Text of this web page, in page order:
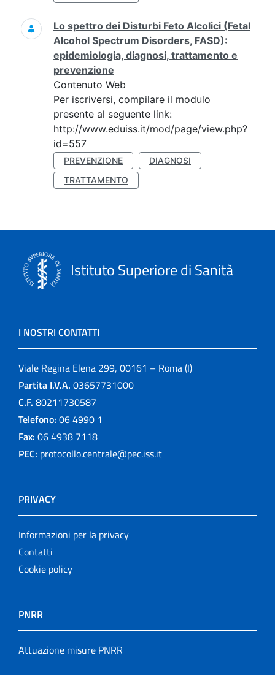
Lo spettro dei Disturbi Feto Alcolici (Fetal
Alcohol Spectrum Disorders, FASD):
epidemiologia, diagnosi, trattamento e
prevenzione
Contenuto Web
Per iscriversi, compilare il modulo
presente al seguente link:
http://www.eduiss.it/mod/page/view.php?
id=557
PREVENZIONE
DIAGNOSI
TRATTAMENTO
Istituto Superiore di Sanità
I NOSTRI CONTATTI
Viale Regina Elena 299, 00161 – Roma (I)
Partita I.V.A. 03657731000
C.F. 80211730587
Telefono: 06 4990 1
Fax: 06 4938 7118
PEC: protocollo.centrale@pec.iss.it
PRIVACY
Informazioni per la privacy
Contatti
Cookie policy
PNRR
Attuazione misure PNRR